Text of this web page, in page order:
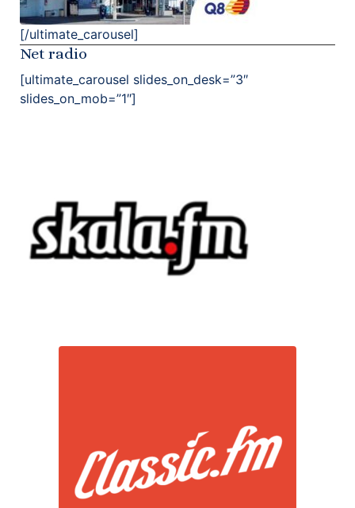
[/ultimate_carousel]
Net radio
[ultimate_carousel slides_on_desk=”3″
slides_on_mob=”1″]